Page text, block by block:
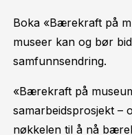
Boka «Bærekraft på
museer kan og bør
samfunnsendring.
«Bærekraft på
samarbeidsprosjekt –
nøkkelen til å nå